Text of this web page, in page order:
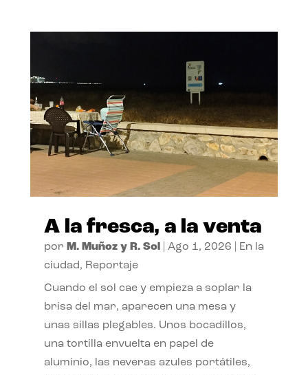
A la fresca, a la venta
por M. Muñoz y R. Sol| Ago 1, 2026
En la
ciudad, Reportaje
Cuando el sol cae y empieza a soplar la
brisa del mar, aparecen una mesa y
unas sillas plegables. Unos bocadillos,
una tortilla envuelta en papel de
aluminio, las neveras azules portátiles,